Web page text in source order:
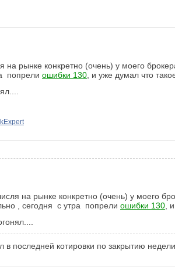
на рынке конкретно (очень) у моего
попрели ошибки 130, и уже думал что
на рынке конкретно (очень) у моего
, сегодня с утра попрели ошибки 130 ,
последней котировки по закрытию недели